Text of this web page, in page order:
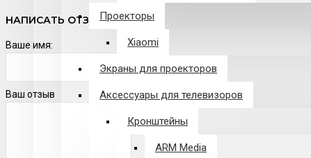
Проекторы
Xiaomi
Экраны для проекторов
Аксессуары для телевизоров
Кронштейны
ARM Media
НАПИСАТЬ ОТЗЫВ
Ваше имя:
Ваш отзыв